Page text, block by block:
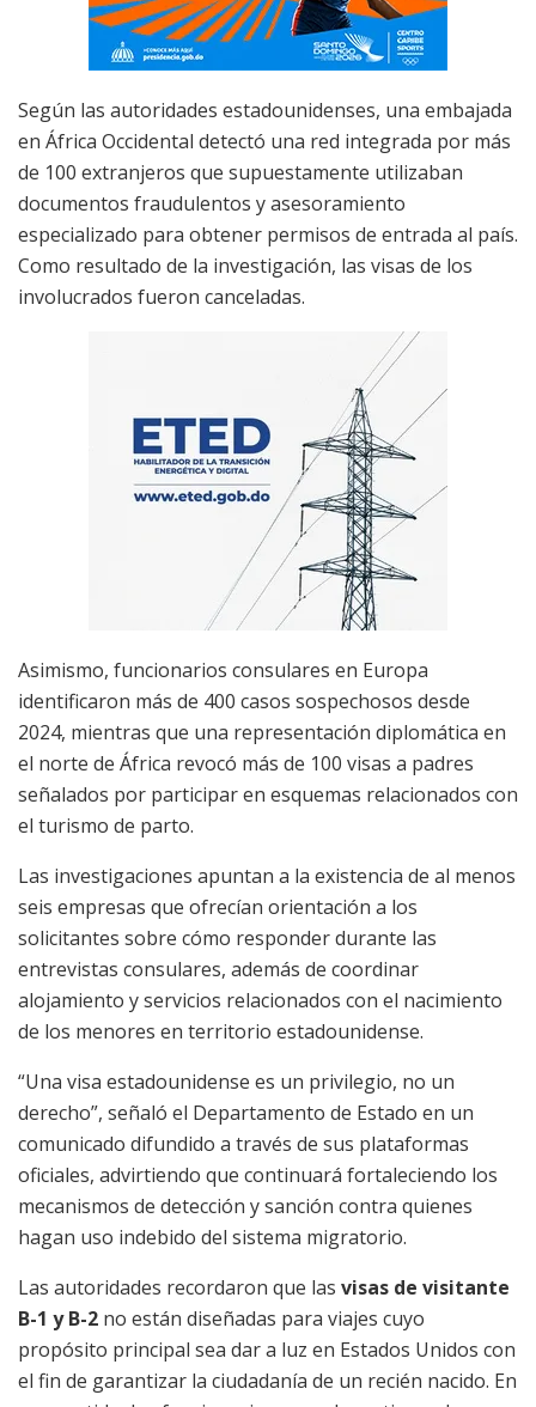
Según las autoridades estadounidenses, una embajada
en África Occidental detectó una red integrada por más
de 100 extranjeros que supuestamente utilizaban
documentos fraudulentos y asesoramiento
especializado para obtener permisos de entrada al país.
Como resultado de la investigación, las visas de los
involucrados fueron canceladas.
Asimismo, funcionarios consulares en Europa
identificaron más de 400 casos sospechosos desde
2024, mientras que una representación diplomática en
el norte de África revocó más de 100 visas a padres
señalados por participar en esquemas relacionados con
el turismo de parto.
Las investigaciones apuntan a la existencia de al menos
seis empresas que ofrecían orientación a los
solicitantes sobre cómo responder durante las
entrevistas consulares, además de coordinar
alojamiento y servicios relacionados con el nacimiento
de los menores en territorio estadounidense.
“Una visa estadounidense es un privilegio, no un
derecho”, señaló el Departamento de Estado en un
comunicado difundido a través de sus plataformas
oficiales, advirtiendo que continuará fortaleciendo los
mecanismos de detección y sanción contra quienes
hagan uso indebido del sistema migratorio.
Las autoridades recordaron que las visas de visitante
B-1 y B-2 no están diseñadas para viajes cuyo
propósito principal sea dar a luz en Estados Unidos con
el fin de garantizar la ciudadanía de un recién nacido. En